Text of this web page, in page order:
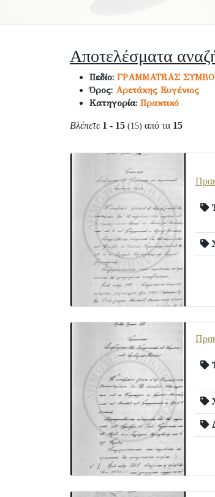
Αποτελέσματα
Πεδίο: ΓΡΑΜΜΑΤΕΑΣ
Όρος: Αρετάκης Ευγένιος
Κατηγορία: Πρακτικό
Βλέπετε 1 - 15 (15) από τα 15